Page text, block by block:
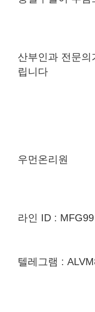
산부인과 전문
립니다
우먼온리원
라인 ID : MFG99
텔레그램 :